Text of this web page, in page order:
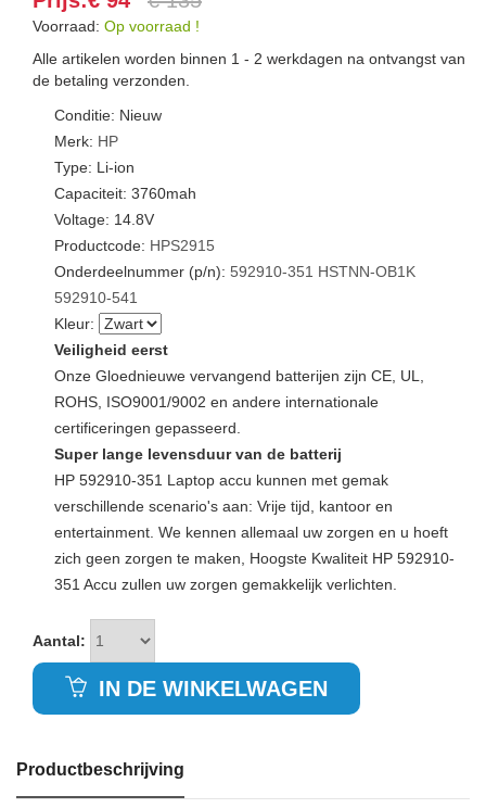
Voorraad: Op voorraad !
Alle artikelen worden binnen 1 - 2 werkdagen na ontvangst van
de betaling verzonden.
Conditie: Nieuw
Merk: HP
Type: Li-ion
Capaciteit: 3760mah
Voltage: 14.8V
Productcode: HPS2915
Onderdeelnummer (p/n): 592910-351 HSTNN-OB1K
592910-541
Kleur:
Veiligheid eerst
Onze Gloednieuwe vervangend batterijen zijn CE, UL,
ROHS, ISO9001/9002 en andere internationale
certificeringen gepasseerd.
Super lange levensduur van de batterij
HP 592910-351 Laptop accu kunnen met gemak
verschillende scenario's aan: Vrije tijd, kantoor en
entertainment. We kennen allemaal uw zorgen en u hoeft
zich geen zorgen te maken, Hoogste Kwaliteit HP 592910-
351 Accu zullen uw zorgen gemakkelijk verlichten.
Aantal:
IN DE WINKELWAGEN
Productbeschrijving